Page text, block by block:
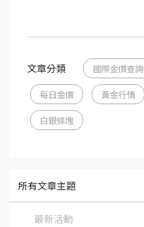
文章分類 國際金價查詢
每日金價 黃金行情
白銀條塊
所有文章主題
最新活動